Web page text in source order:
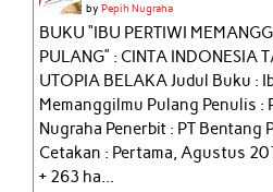
byPepih Nugraha
BUKU “IBU PERTIWI
PULANG” : CINTA INDONESIA
UTOPIA BELAKA Judul Buku :
Memanggilmu Pulang Penulis :
Nugraha Penerbit : PT Bentang
Cetakan : Pertama, Agustus
+ 263 ha...